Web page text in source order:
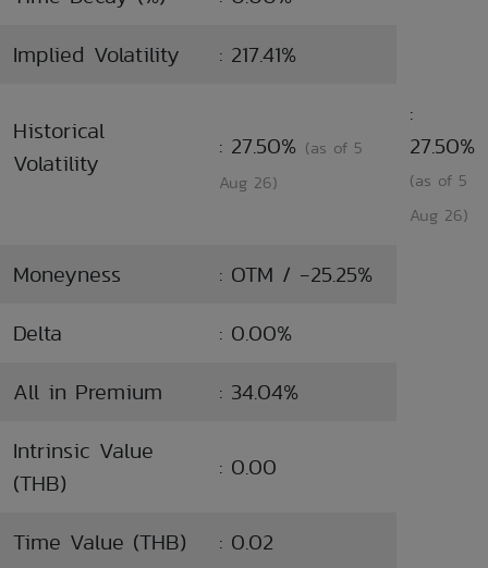
Implied Volatility
: 217.41%
Historical
Volatility
: 27.50% (as of 5
Aug 26)
:
27.50%
(as of 5
Aug 26)
Moneyness
: OTM / -25.25%
Delta
: 0.00%
All in Premium
: 34.04%
Intrinsic Value
(THB)
: 0.00
Time Value (THB) : 0.02